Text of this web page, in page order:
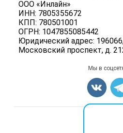
ООО «Инлайн»
ИНН: 7805355672
КПП: 780501001
ОГРН: 1047855085442
Юридический адрес:
Московский проспект, д.
Мониторинг
Вакансии
Мясные
Мясные
Яйца
Карта
Мы в